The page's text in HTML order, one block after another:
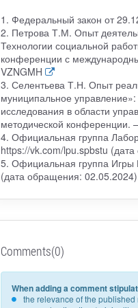
1. Федеральный закон от
2. Петрова Т.М. Опыт
Технологии социальной
конференции с
VZNGMH
3. Селентьева Т.Н. Опыт
муниципальное
исследования в области
методической конференции.
4. Официальная группа
https://vk.com/lpu.spbstu
5. Официальная группа Игры
(дата обращения:
Comments(0)
When adding a comment
the relevance of the published